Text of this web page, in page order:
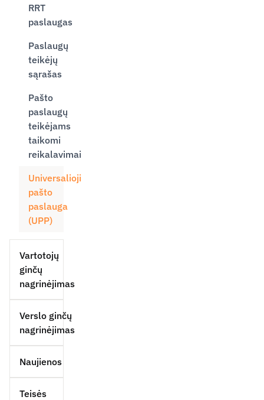
RRT
paslaugas
Paslaugų
teikėjų
sąrašas
Pašto
paslaugų
teikėjams
taikomi
reikalavimai
Universalioji
pašto
paslauga
(UPP)
Vartotojų
ginčų
nagrinėjimas
Verslo ginčų
nagrinėjimas
Naujienos
Teisės